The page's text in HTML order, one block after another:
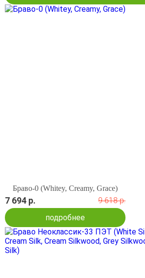
Браво-0 (Whitey, Creamy, Grace)
7 694 р.
9 618 р.
подробнее